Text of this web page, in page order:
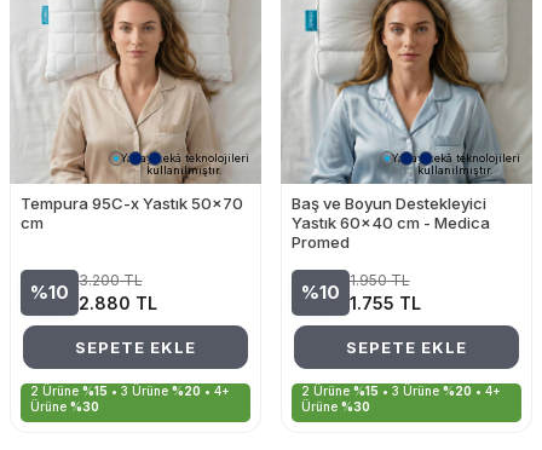
Yapay zekâ teknolojileri
kullanılmıştır.
Tempura 95C-x Yastık 50x70
cm
%10
3.200TL
2.880 TL
SEPETE EKLE
2 Ürüne %15 • 3 Ürüne %20 • 4+
Ürüne %30
Yapay zekâ teknolojileri
kullanılmıştır.
Baş ve Boyun Destekleyici
Yastık 60x40 cm - Medica
Promed
%10
1.950TL
1.755 TL
SEPETE EKLE
2 Ürüne %15 • 3 Ürüne %20 • 4+
Ürüne %30